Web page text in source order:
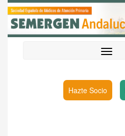
Hazte Socio